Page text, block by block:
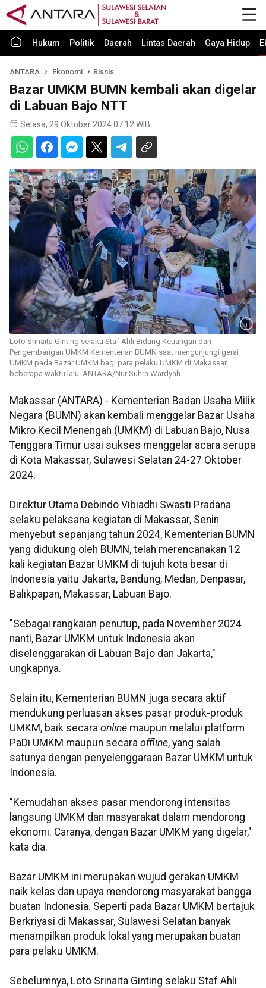
Hukum Politik Daerah Lintas Daerah Gaya Hidup
ANTARA Ekonomi Bisnis
Bazar UMKM BUMN kembali akan digelar
di Labuan Bajo NTT
Selasa, 29 Oktober 2024 07:12 WIB
Loto Srinaita Ginting selaku Staf Ahli Bidang Keuangan dan
Pengembangan UMKM Kementerian BUMN saat mengunjungi gerai
UMKM pada Bazar UMKM bagi para pelaku UMKM di Makassar
beberapa waktu lalu. ANTARA/Nur Suhra Wardyah
Makassar (ANTARA) - Kementerian Badan Usaha Milik
Negara (BUMN) akan kembali menggelar Bazar Usaha
Mikro Kecil Menengah (UMKM) di Labuan Bajo, Nusa
Tenggara Timur usai sukses menggelar acara serupa
di Kota Makassar, Sulawesi Selatan 24-27 Oktober
2024.
Direktur Utama Debindo Vibiadhi Swasti Pradana
selaku pelaksana kegiatan di Makassar, Senin
menyebut sepanjang tahun 2024, Kementerian BUMN
yang didukung oleh BUMN, telah merencanakan 12
kali kegiatan Bazar UMKM di tujuh kota besar di
Indonesia yaitu Jakarta, Bandung, Medan, Denpasar,
Balikpapan, Makassar, Labuan Bajo.
"Sebagai rangkaian penutup, pada November 2024
nanti, Bazar UMKM untuk Indonesia akan
diselenggarakan di Labuan Bajo dan Jakarta,"
ungkapnya.
Selain itu, Kementerian BUMN juga secara aktif
mendukung perluasan akses pasar produk-produk
UMKM, baik secara online maupun melalui platform
PaDi UMKM maupun secara offline, yang salah
satunya dengan penyelenggaraan Bazar UMKM untuk
Indonesia.
"Kemudahan akses pasar mendorong intensitas
langsung UMKM dan masyarakat dalam mendorong
ekonomi. Caranya, dengan Bazar UMKM yang digelar,"
kata dia.
Bazar UMKM ini merupakan wujud gerakan UMKM
naik kelas dan upaya mendorong masyarakat bangga
buatan Indonesia. Seperti pada Bazar UMKM bertajuk
Berkriyasi di Makassar, Sulawesi Selatan banyak
menampilkan produk lokal yang merupakan buatan
para pelaku UMKM.
Sebelumnya, Loto Srinaita Ginting selaku Staf Ahli